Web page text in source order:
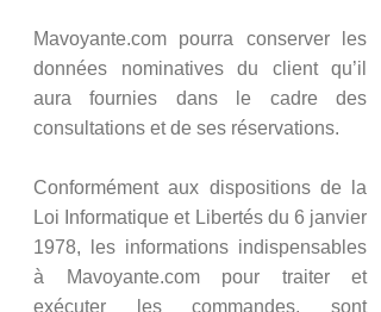
Mavoyante.com pourra conserver les
données nominatives du client qu’il
aura fournies dans le cadre des
consultations et de ses réservations.
Conformément aux dispositions de la
Loi Informatique et Libertés du 6 janvier
1978, les informations indispensables
à ​​​​​​Mavoyante.com pour traiter et
exécuter les commandes, sont